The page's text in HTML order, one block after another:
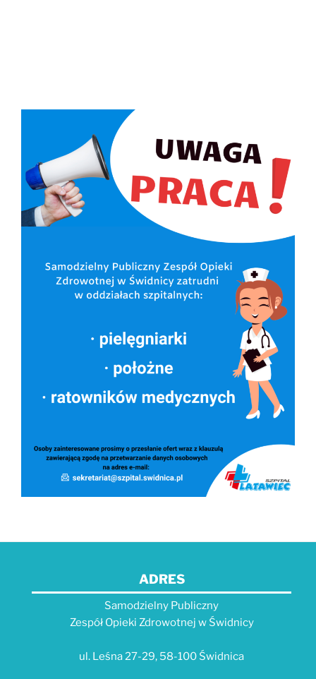
ADRES
Samodzielny Publiczny
Zespół Opieki Zdrowotnej w Świdnicy
ul. Leśna 27-29, 58-100 Świdnica